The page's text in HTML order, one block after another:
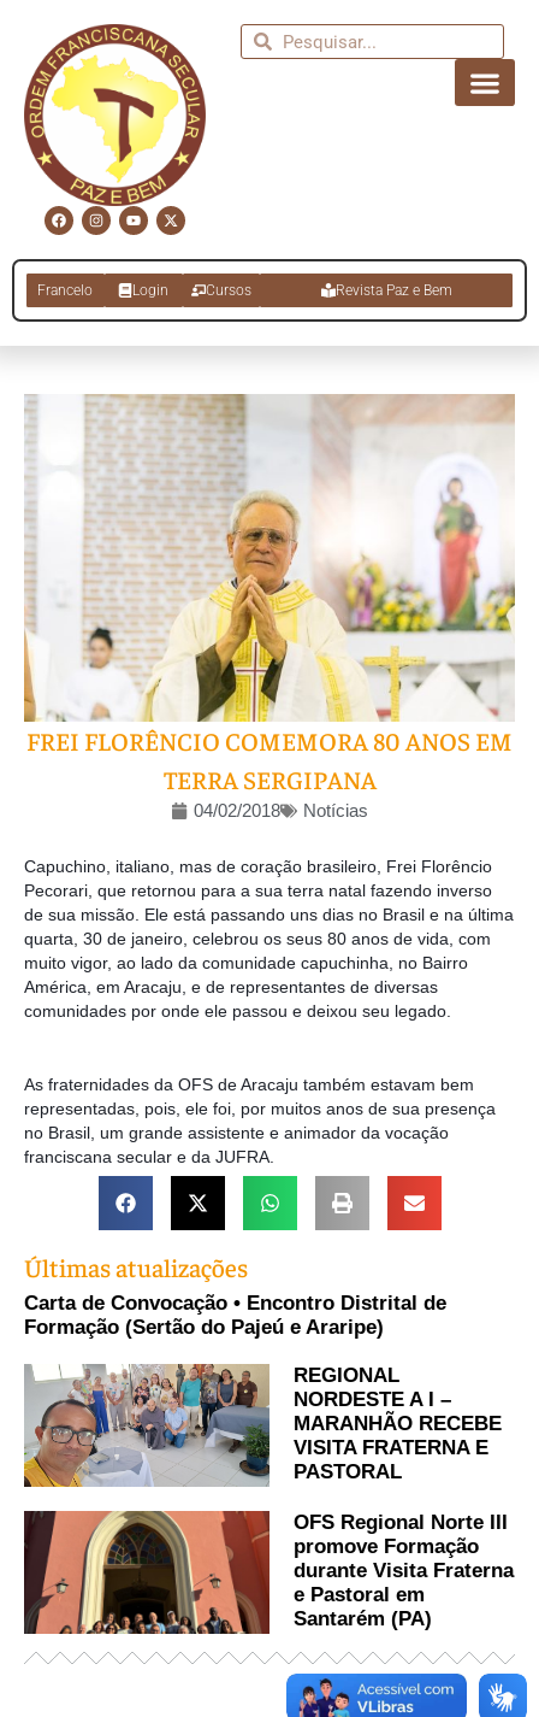
Francelo Login Cursos Revista Paz e Bem
FREI FLORÊNCIO COMEMORA 80 ANOS EM
TERRA SERGIPANA
04/02/2018 Notícias
Capuchino, italiano, mas de coração brasileiro, Frei Florêncio
Pecorari, que retornou para a sua terra natal fazendo inverso
de sua missão. Ele está passando uns dias no Brasil e na última
quarta, 30 de janeiro, celebrou os seus 80 anos de vida, com
muito vigor, ao lado da comunidade capuchinha, no Bairro
América, em Aracaju, e de representantes de diversas
comunidades por onde ele passou e deixou seu legado.
As fraternidades da OFS de Aracaju também estavam bem
representadas, pois, ele foi, por muitos anos de sua presença
no Brasil, um grande assistente e animador da vocação
franciscana secular e da JUFRA.
Últimas atualizações
Carta de Convocação • Encontro Distrital de
Formação (Sertão do Pajeú e Araripe)
REGIONAL
NORDESTE A I –
MARANHÃO RECEBE
VISITA FRATERNA E
PASTORAL
OFS Regional Norte III
promove Formação
durante Visita Fraterna
e Pastoral em
Santarém (PA)